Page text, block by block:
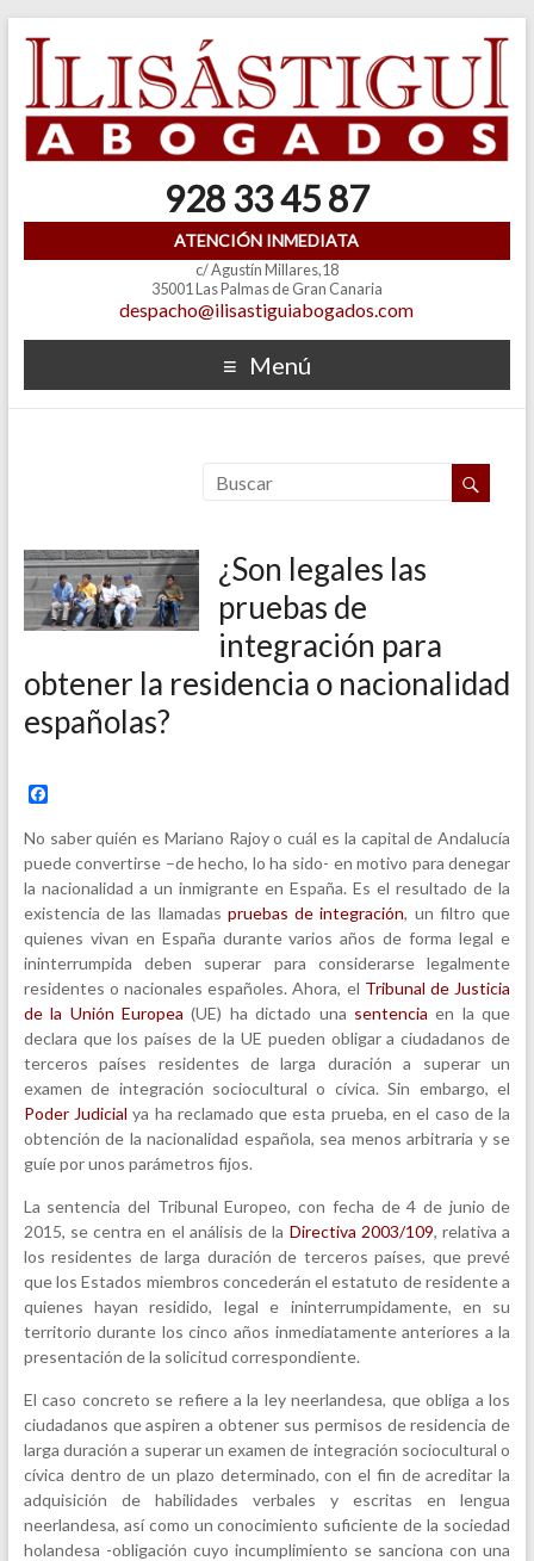
928 33 45 87
ATENCIÓN INMEDIATA
c/ Agustín Millares,18
35001 Las Palmas de Gran Canaria
despacho@ilisastiguiabogados.com
Menú
¿Son legales las
pruebas de
integración para
obtener la residencia o nacionalidad
españolas?
F
c
e
b
o
o
k
No saber quién es Mariano Rajoy o cuál es la capital de Andalucía
puede convertirse –de hecho, lo ha sido- en motivo para denegar
la nacionalidad a un inmigrante en España. Es el resultado de la
existencia de las llamadas pruebas de integración, un filtro que
quienes vivan en España durante varios años de forma legal e
ininterrumpida deben superar para considerarse legalmente
residentes o nacionales españoles. Ahora, el Tribunal de Justicia
de la Unión Europea(UE) ha dictado una sentencia en la que
declara que los países de la UE pueden obligar a ciudadanos de
terceros países residentes de larga duración a superar un
examen de integración sociocultural o cívica. Sin embargo, el
Poder Judicial ya ha reclamado que esta prueba, en el caso de la
obtención de la nacionalidad española, sea menos arbitraria y se
guíe por unos parámetros fijos.
La sentencia del Tribunal Europeo, con fecha de 4 de junio de
2015, se centra en el análisis de la Directiva 2003/109, relativa a
los residentes de larga duración de terceros países, que prevé
que los Estados miembros concederán el estatuto de residente a
quienes hayan residido, legal e ininterrumpidamente, en su
territorio durante los cinco años inmediatamente anteriores a la
presentación de la solicitud correspondiente.
El caso concreto se refiere a la ley neerlandesa, que obliga a los
ciudadanos que aspiren a obtener sus permisos de residencia de
larga duración a superar un examen de integración sociocultural o
cívica dentro de un plazo determinado, con el fin de acreditar la
adquisición de habilidades verbales y escritas en lengua
neerlandesa, así como un conocimiento suficiente de la sociedad
holandesa -obligación cuyo incumplimiento se sanciona con una